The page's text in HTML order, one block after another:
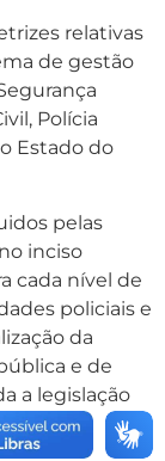
relativas
de gestão
Polícia
Estado do
pelas
inciso
cada nível de
policiais e
da
e de
a legislação